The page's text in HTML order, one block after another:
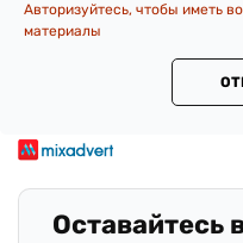
Авторизуйтесь, чтобы иметь
материалы
Оставайтесь